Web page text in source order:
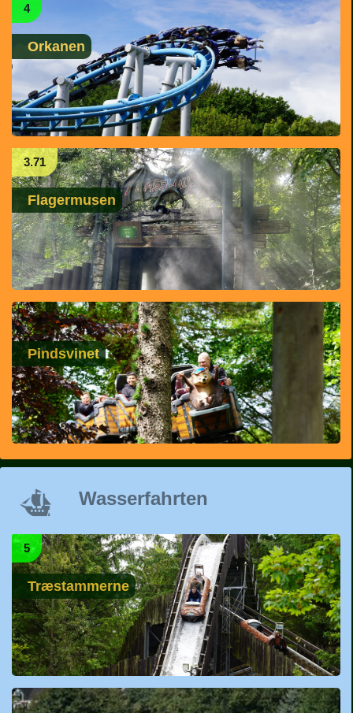
4
Orkanen
3.71
Flagermusen
Pindsvinet
Wasserfahrten
5
Træstammerne